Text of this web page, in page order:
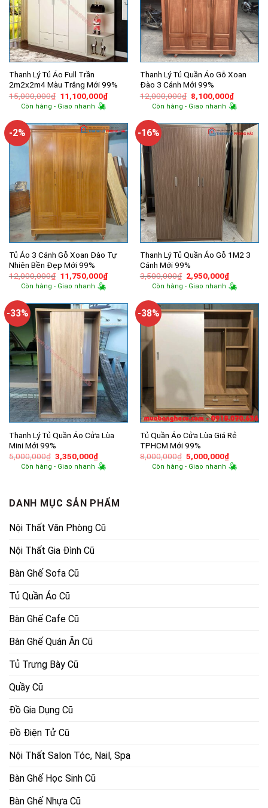
Thanh Lý Tủ Áo Full Trần
2m2x2m4 Màu Trắng Mới 99%
15,000,000₫ Giá
gốc
là:
11,100,000₫Giá
hiện
11,100,000₫.
Còn hàng - Giao nhanh
Thanh Lý Tủ Quần Áo Gỗ Xoan
Đào 3 Cánh Mới 99%
12,000,000₫ Giá
gốc
là:
8,100,000₫Giá
hiện
tại
Còn hàng - Giao nhanh
-2%
Tủ Áo 3 Cánh Gỗ Xoan Đào Tự
Nhiên Bền Đẹp Mới 99%
12,000,000₫ Giá
gốc
là:
11,750,000₫Giá
hiện
11,750,000₫.
Còn hàng - Giao nhanh
-16%
Thanh Lý Tủ Quần Áo Gỗ 1M2 3
Cánh Mới 99%
3,500,000₫ Giá
gốc
là:
2,950,000₫Giá
hiện
tại
Còn hàng - Giao nhanh
-33%
Thanh Lý Tủ Quần Áo Cửa Lùa
Mini Mới 99%
5,000,000₫ Giá
gốc
là:
3,350,000₫Giá
hiện
tại
Còn hàng - Giao nhanh
-38%
Tủ Quần Áo Cửa Lùa Giá Rẻ
TPHCM Mới 99%
8,000,000₫ Giá
gốc
là:
5,000,000₫Giá
hiện
tại
Còn hàng - Giao nhanh
DANH MỤC SẢN PHẨM
Nội Thất Văn Phòng Cũ
Nội Thất Gia Đình Cũ
Bàn Ghế Sofa Cũ
Tủ Quần Áo Cũ
Bàn Ghế Cafe Cũ
Bàn Ghế Quán Ăn Cũ
Tủ Trưng Bày Cũ
Quầy Cũ
Đồ Gia Dụng Cũ
Đồ Điện Tử Cũ
Nội Thất Salon Tóc, Nail, Spa
Bàn Ghế Học Sinh Cũ
Bàn Ghế Nhựa Cũ